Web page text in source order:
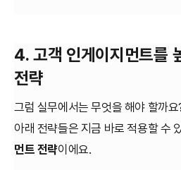
4. 고객 인게이지먼트를
전략
그럼 실무에서는 무엇을 해야 할까요
아래 전략들은 지금 바로 적용할 수
먼트 전략이에요.